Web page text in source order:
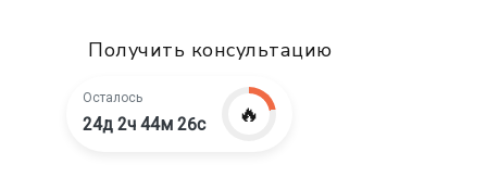
Получить консультацию
Осталось
24д 2ч 44м 25с 🔥